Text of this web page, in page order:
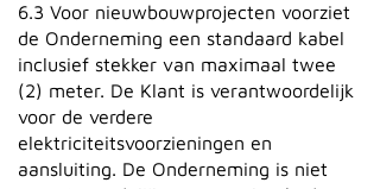
6.3 Voor nieuwbouwprojecten voorziet
de Onderneming een standaard kabel
inclusief stekker van maximaal twee
(2) meter. De Klant is verantwoordelijk
voor de verdere
elektriciteitsvoorzieningen en
aansluiting. De Onderneming is niet